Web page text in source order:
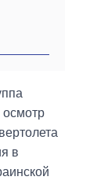
осмотр
в